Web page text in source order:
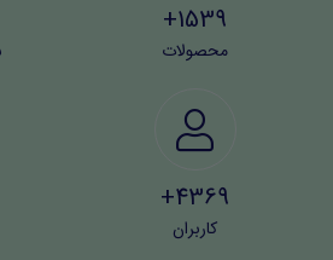
1539+
محصولات
4369+
کاربران